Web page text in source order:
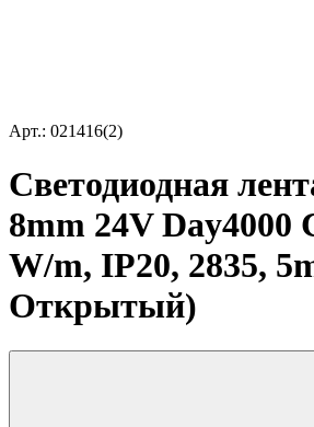
Арт.: 021416(2)
Светодиодная
8mm 24V Day4000
W/m, IP20, 2835,
Открытый)